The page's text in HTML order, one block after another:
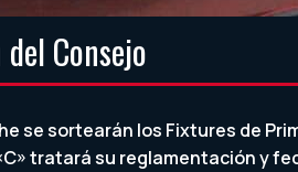
Consejo
se sortearán los Fixtures de
tratará su reglamentación y